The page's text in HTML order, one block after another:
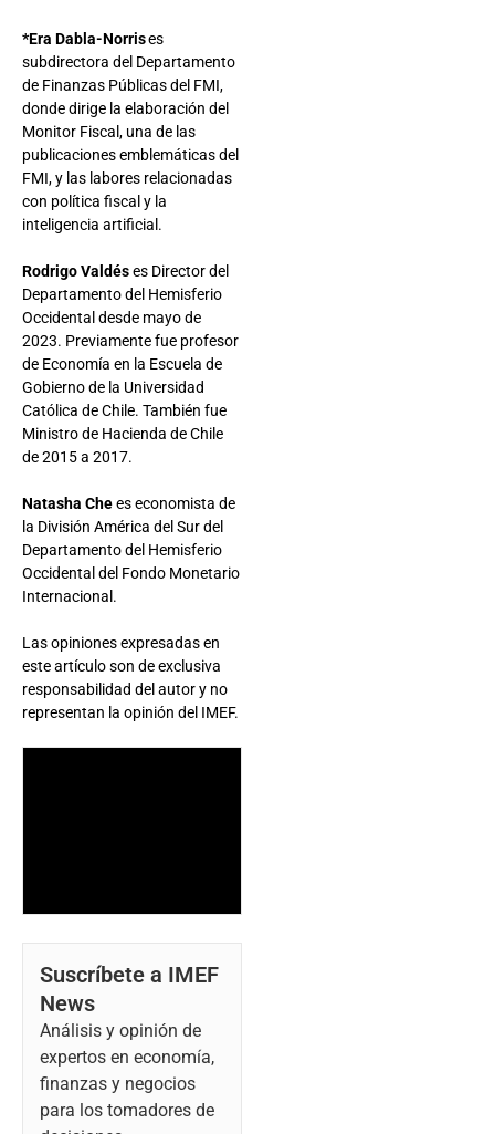
*Era Dabla-Norrises
subdirectora del Departamento
de Finanzas Públicas del FMI,
donde dirige la elaboración del
Monitor Fiscal, una de las
publicaciones emblemáticas del
FMI, y las labores relacionadas
con política fiscal y la
inteligencia artificial.
Rodrigo Valdéses Director del
Departamento del Hemisferio
Occidental desde mayo de
2023. Previamente fue profesor
de Economía en la Escuela de
Gobierno de la Universidad
Católica de Chile. También fue
Ministro de Hacienda de Chile
de 2015 a 2017.
Natasha Chees economista de
la División América del Sur del
Departamento del Hemisferio
Occidental del Fondo Monetario
Internacional.
Las opiniones expresadas en
este artículo son de exclusiva
responsabilidad del autor y no
representan la opinión del IMEF.
Suscríbete a IMEF
News
Análisis y opinión de
expertos en economía,
finanzas y negocios
para los tomadores de